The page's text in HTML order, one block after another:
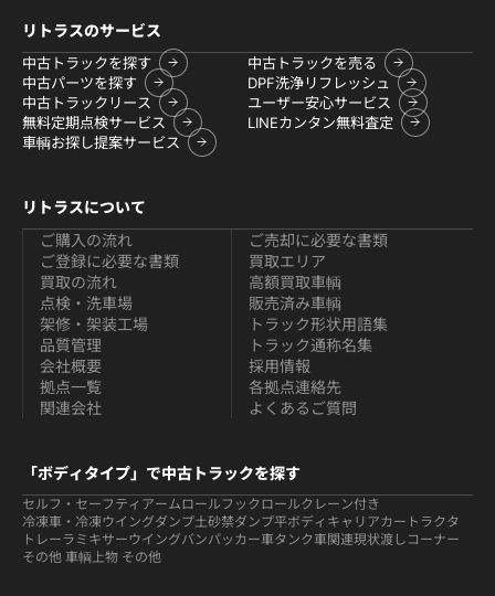
リトラスのサービス
中古トラックを探す
中古トラックを売る
中古パーツを探す
DPF洗浄リフレッシュ
中古トラックリース
ユーザー安心サービス
無料定期点検サービス
LINEカンタン無料査定
車輌お探し提案サービス
リトラスについて
ご購入の流れ
ご登録に必要な書類
買取の流れ
ご売却に必要な書類
買取エリア
高額買取車輌
点検・洗車場
架修・架装工場
品質管理
販売済み車輌
トラック形状用語集
トラック通称名集
会社概要
拠点一覧
関連会社
採用情報
各拠点連絡先
よくあるご質問
「ボディタイプ」で中古トラックを探す
セルフ・セーフティ アームロールフックロールクレーン付き
冷凍車・冷凍ウイングダンプ土砂禁ダンプ平ボディ キャリアカー トラクタ
トレーラ ミキサーウイングバンパッカー車タンク車関連現状渡しコーナー
その他 車輌 上物 その他